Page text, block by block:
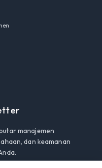
manajemen
dan keamanan